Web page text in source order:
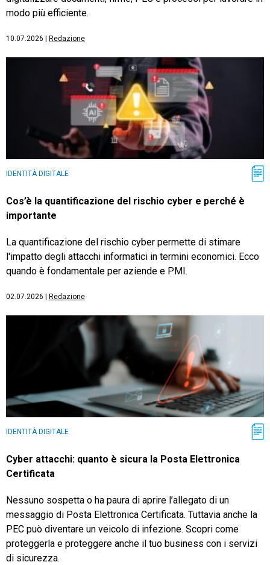
modo più efficiente.
10.07.2026 Redazione
IDENTITÀ DIGITALE
Cos’è la quantificazione del rischio cyber e perché è
importante
La quantificazione del rischio cyber permette di stimare
l'impatto degli attacchi informatici in termini economici. Ecco
quando è fondamentale per aziende e PMI.
02.07.2026 Redazione
IDENTITÀ DIGITALE
Cyber attacchi: quanto è sicura la Posta Elettronica
Certificata
Nessuno sospetta o ha paura di aprire l’allegato di un
messaggio di Posta Elettronica Certificata. Tuttavia anche la
PEC può diventare un veicolo di infezione. Scopri come
proteggerla e proteggere anche il tuo business con i servizi
di sicurezza.